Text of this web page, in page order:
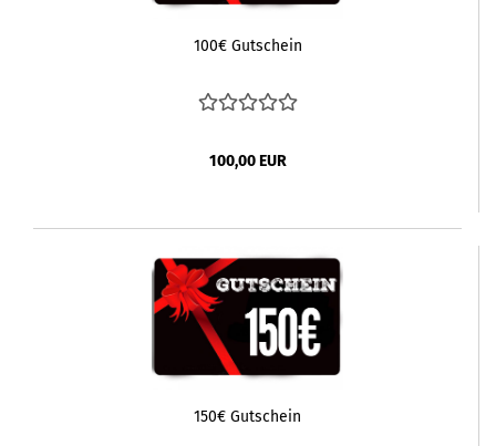
100€ Gutschein
100,00 EUR
150€ Gutschein